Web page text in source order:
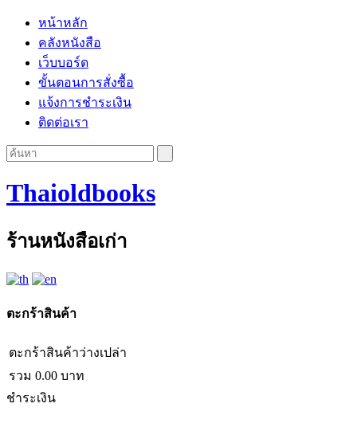
หน้าหลัก
คลังหนังสือ
เว็บบอร์ด
ขั้นตอนการสั่งซื้อ
แจ้งการชำระเงิน
ติดต่อเรา
Thaioldbooks
ร้านหนังสือเก่า
ตะกร้าสินค้า
ตะกร้าสินค้าว่างเปล่า
รวม 0.00 บาท
ชำระเงิน